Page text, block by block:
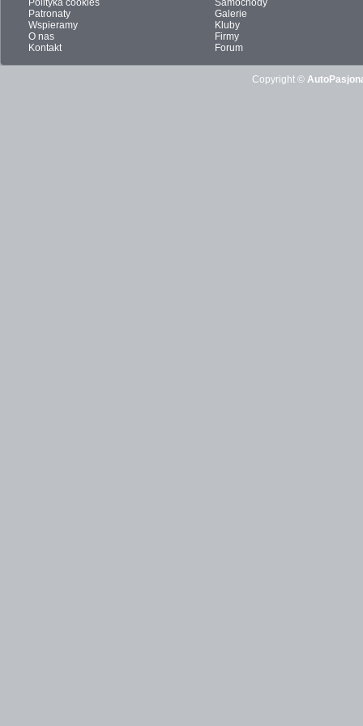
Polityka cookies
Patronaty
Wspieramy
O nas
Kontakt
Samochody
Galerie
Kluby
Firmy
Forum
Copyright ©